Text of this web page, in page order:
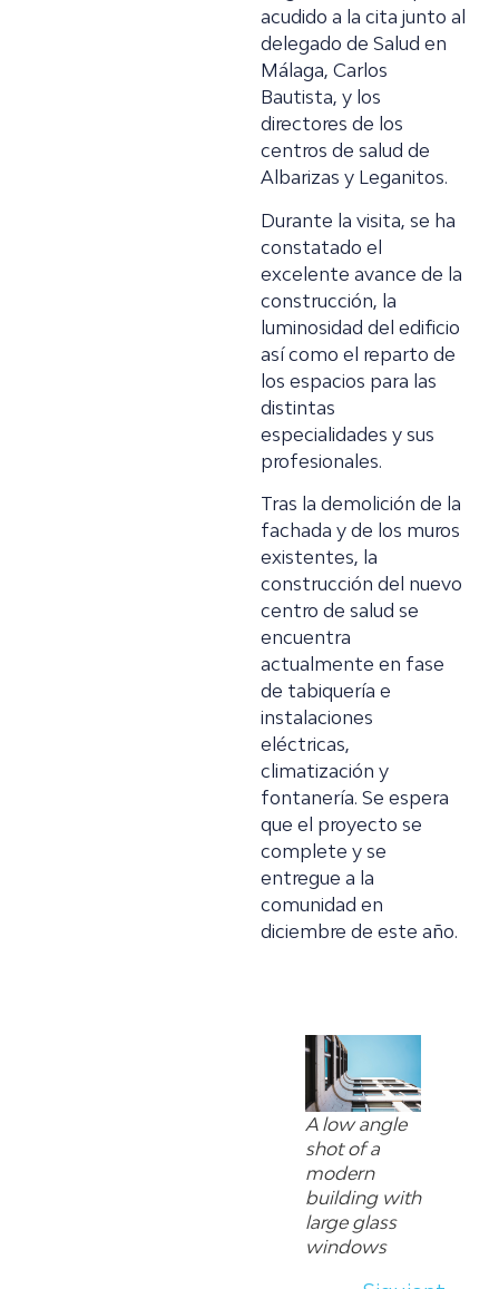
acudido a la cita junto al
delegado de Salud en
Málaga, Carlos
Bautista, y los
directores de los
centros de salud de
Albarizas y Leganitos.
Durante la visita, se ha
constatado el
excelente avance de la
construcción, la
luminosidad del edificio
así como el reparto de
los espacios para las
distintas
especialidades y sus
profesionales.
Tras la demolición de la
fachada y de los muros
existentes, la
construcción del nuevo
centro de salud se
encuentra
actualmente en fase
de tabiquería e
instalaciones
eléctricas,
climatización y
fontanería. Se espera
que el proyecto se
complete y se
entregue a la
comunidad en
diciembre de este año.
A low angle
shot of a
modern
building with
large glass
windows